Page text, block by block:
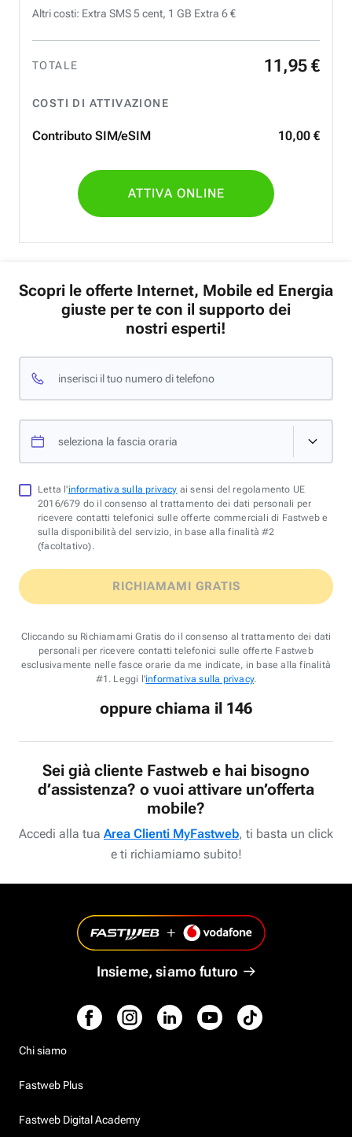
Altri costi: Extra SMS 5 cent, 1 GB Extra 6 €
TOTALE 11 ,95 €
COSTI DI ATTIVAZIONE
Contributo SIM/eSIM 10,00 €
ATTIVA ONLINE
Scopri le offerte Internet, Mobile ed Energia
giuste per te con il supporto dei
nostri esperti!
inserisci il tuo numero di telefono
seleziona la fascia oraria
Letta l'informativa sulla privacy ai sensi del regolamento UE
2016/679 do il consenso al trattamento dei dati personali per
ricevere contatti telefonici sulle offerte commerciali di Fastweb e
sulla disponibilità del servizio, in base alla finalità #2
(facoltativo).
RICHIAMAMI GRATIS
Cliccando su Richiamami Gratis do il consenso al trattamento dei dati
personali per ricevere contatti telefonici sulle offerte Fastweb
esclusivamente nelle fasce orarie da me indicate, in base alla finalità
#1. Leggi l'informativa sulla privacy.
oppure chiama il 146
Sei già cliente Fastweb e hai bisogno
d’assistenza? o vuoi attivare un’offerta
mobile?
Accedi alla tua Area Clienti MyFastweb, ti basta un click
e ti richiamiamo subito!
Insieme, siamo futuro
Chi siamo
Fastweb Plus
Fastweb Digital Academy